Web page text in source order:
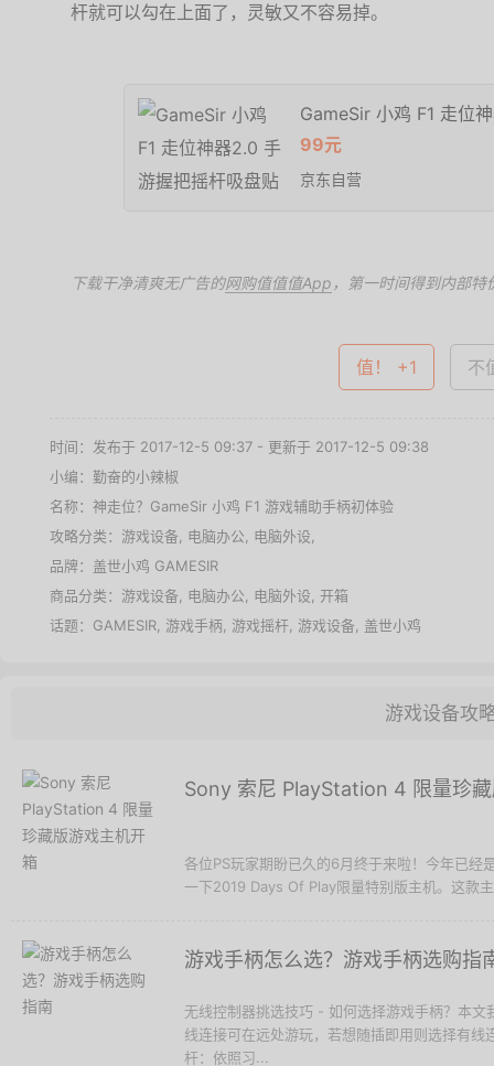
杆就可以勾在上面了，灵敏又不容易掉。
GameSir 小鸡 F1 走位
99元
京东自营
下载干净清爽无广告的网购值值值App ，第一时间得到内部特
值！ +1 不
时间：发布于 2017-12-5 09:37 - 更新于 2017-12-5 09:38
小编：勤奋的小辣椒
名称： 神走位？GameSir 小鸡 F1 游戏辅助手柄初体验
攻略分类： 游戏设备 电脑办公 电脑外设
品牌： 盖世小鸡 GAMESIR
商品分类： 游戏设备 电脑办公 电脑外设 开箱
话题： GAMESIR 游戏手柄 游戏摇杆 游戏设备 盖世小鸡
游戏设备攻
Sony 索尼 PlayStation 4 限量珍
各位PS玩家期盼已久的6月终于来啦！今年已
一下2019 Days Of Play限量特别版主机。这款
游戏手柄怎么选？游戏手柄选购指
无线控制器挑选技巧 - 如何选择游戏手柄？本
线连接可在远处游玩，若想随插即用则选择有
杆：依照习...